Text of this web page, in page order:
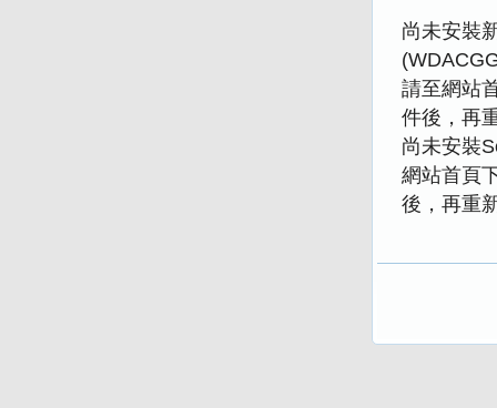
尚未安裝
請至網站
件後，再
尚未安裝
網站首頁
後，再重